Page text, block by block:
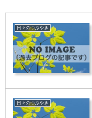
日々のつぶやき
日々のつぶやき